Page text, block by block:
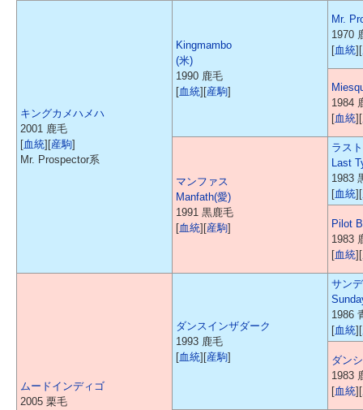
キングカメハメハ
2001 鹿毛
[血統][産駒]
Mr. Prospector系
Kingmambo
(米)
1990 鹿毛
[血統][産駒]
Mr.
1970
[血統][
1984
[血統][
マンファス
Manfath(愛)
1991 黒鹿毛
[血統][産駒]
ラス
Last
1983
[血統][
Pilot
1983
[血統][
ムードインディゴ
2005 栗毛
ダンスインザダーク
1993 鹿毛
[血統][産駒]
サン
1986
[血統][
ダン
1983
[血統][